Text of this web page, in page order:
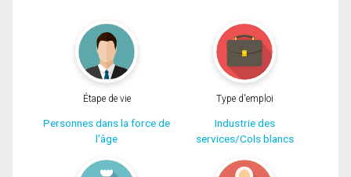
Étape de vie
Personnes dans la force de
l'âge
Type d'emploi
Industrie des
services/Cols blancs